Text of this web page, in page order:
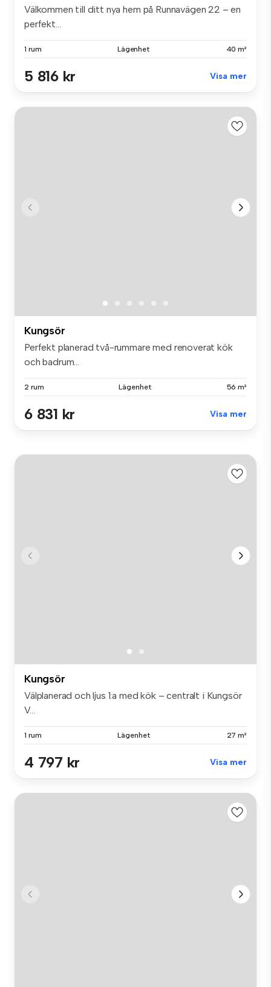
Välkommen till ditt nya hem på Runnavägen 22 – en
perfekt...
1 rum Lägenhet 40 m²
5 816 kr Visa mer
Kungsör
Perfekt planerad två-rummare med renoverat kök
och badrum...
2 rum Lägenhet 56 m²
6 831 kr Visa mer
Kungsör
Välplanerad och ljus 1:a med kök – centralt i Kungsör
V...
1 rum Lägenhet 27 m²
4 797 kr Visa mer